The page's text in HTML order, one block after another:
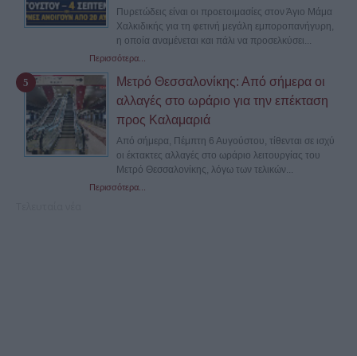
Πυρετώδεις είναι οι προετοιμασίες στον Άγιο Μάμα
Χαλκιδικής για τη φετινή μεγάλη εμποροπανήγυρη,
η οποία αναμένεται και πάλι να προσελκύσει...
Περισσότερα...
Μετρό Θεσσαλονίκης: Από σήμερα οι
αλλαγές στο ωράριο για την επέκταση
προς Καλαμαριά
Από σήμερα, Πέμπτη 6 Αυγούστου, τίθενται σε ισχύ
οι έκτακτες αλλαγές στο ωράριο λειτουργίας του
Μετρό Θεσσαλονίκης, λόγω των τελικών...
Περισσότερα...